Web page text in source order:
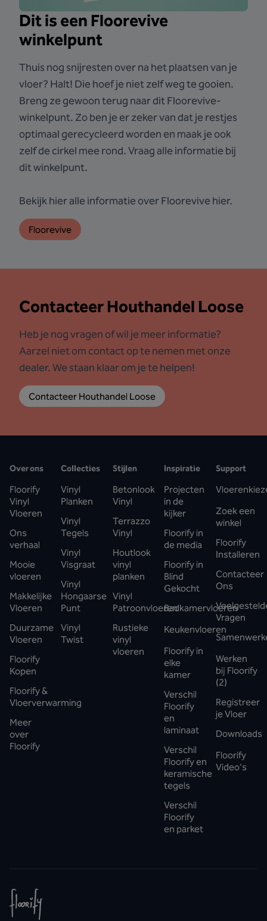
Dit is een Floorevive
winkelpunt
Thuis nog snijresten over na het plaatsen van je
vloer? Halt! Die hoef je niet zelf weg te gooien.
Breng ze gewoon terug naar dit Floorevive-
winkelpunt. Zo ben je er zeker van dat je restjes
optimaal gerecycleerd worden en maak je ook
zelf de cirkel mee rond. Vraag alle informatie bij
dit winkelpunt.
Bekijk hier alle informatie over Floorevive hier.
Floorevive
Contacteer Houthandel Loose
Heb je nog vragen of wil je meer informatie?
Aarzel niet om contact op te nemen met onze
dealer. We staan klaar om je te helpen!
Contacteer Houthandel Loose
Over ons
Floorify
Vinyl
Vloeren
Ons
verhaal
Mooie
vloeren
Makkelijke
Vloeren
Duurzame
Vloeren
Floorify
Kopen
Floorify &
Vloerverwarming
Meer
over
Floorify
Collecties
Vinyl
Planken
Vinyl
Tegels
Vinyl
Visgraat
Vinyl
Hongaarse
Punt
Vinyl
Twist
Stijlen
Betonlook
Vinyl
Terrazzo
Vinyl
Houtlook
vinyl
planken
Vinyl
Patroonvloeren
Rustieke
vinyl
vloeren
Inspiratie
Projecten
in de
kijker
Floorify in
de media
Floorify in
Blind
Gekocht
Badkamervloeren
Keukenvloeren
Floorify in
elke
kamer
Verschil
Floorify
en
laminaat
Verschil
Floorify en
keramische
tegels
Verschil
Floorify
en parket
Support
Zoek een
winkel
Floorify
Installeren
Contacteer
Ons
Vragen
Werken
bij Floorify
(2)
Registreer
je Vloer
Downloads
Floorify
Video's